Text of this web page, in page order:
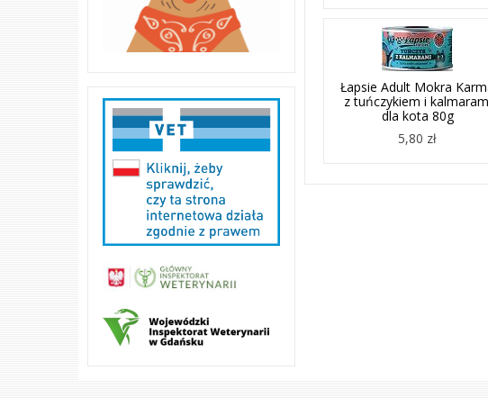
Łapsie Adult Mokra
z tuńczykiem i
dla kota 80g
5,80 zł